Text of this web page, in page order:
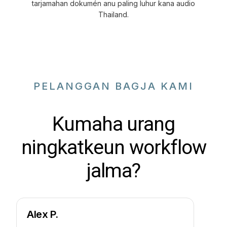
tarjamahan dokumén anu paling luhur kana audio
Thailand.
PELANGGAN BAGJA KAMI
Kumaha urang
ningkatkeun workflow
jalma?
Alex P.